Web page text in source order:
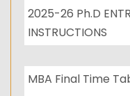
2025-26 Ph.D
INSTRUCTIONS
MBA Final Time